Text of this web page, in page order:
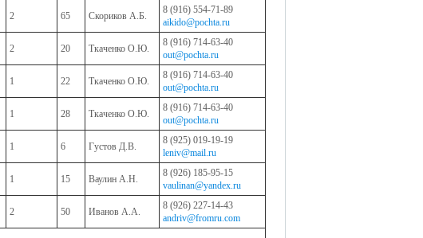
2 65 Скориков А.Б.
8 (916) 554-71-89
aikido@pochta.ru
2 20 Ткаченко О.Ю.
8 (916) 714-63-40
out@pochta.ru
1 22 Ткаченко О.Ю.
8 (916) 714-63-40
out@pochta.ru
1 28 Ткаченко О.Ю.
8 (916) 714-63-40
out@pochta.ru
1 6 Густов Д.В.
8 (925) 019-19-19
leniv@mail.ru
1 15 Ваулин А.Н.
8 (926) 185-95-15
vaulinan@yandex.ru
2 50 Иванов А.А.
8 (926) 227-14-43
andriv@fromru.com